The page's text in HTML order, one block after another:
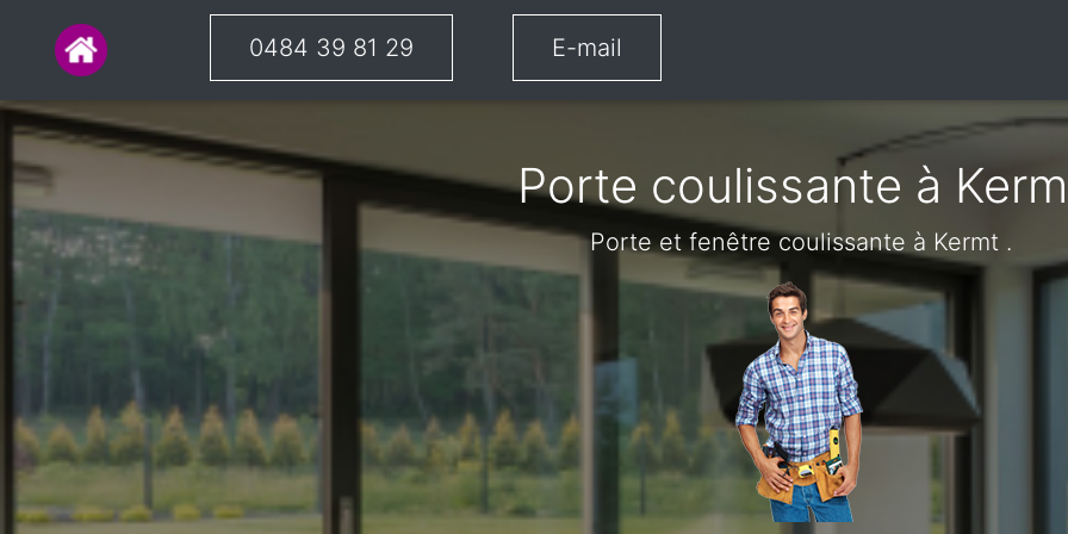
0484 39 81 29 E-mail
Porte coulissante à
Porte et fenêtre coulissante à Kermt .